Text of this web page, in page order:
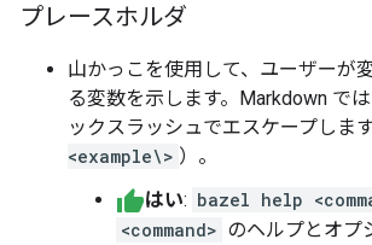
プレースホルダ
山かっこを使用して、ユーザーが
る変数を示します。Markdown で
ックスラッシュでエスケープしま
<example\> ）。
はい: bazel help
<command> のヘルプとオプ